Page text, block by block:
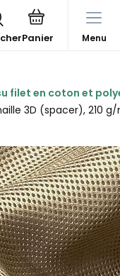
Menu
filet en coton et
3D (spacer), 210